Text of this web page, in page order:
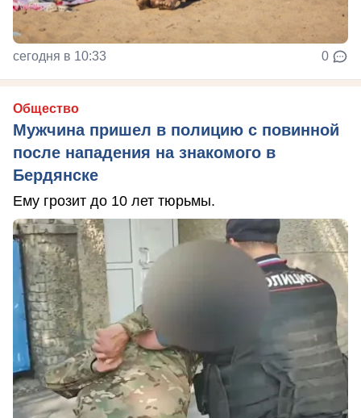
сегодня в 10:33 0
Общество
Мужчина пришел в полицию с повинной
после нападения на знакомого в
Бердянске
Ему грозит до 10 лет тюрьмы.